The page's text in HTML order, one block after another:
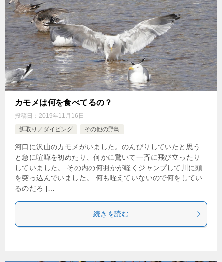
カモメは何を食べてるの？
投稿日： 2019年11月16日
餌取り／ダイビング
その他の野鳥
河口に沢山のカモメがいました。のんびりしていたと思う
と急に喧嘩を初めたり、何かに驚いて一斉に飛び立ったり
していました。 その内の何羽かが軽くジャンプして川に頭
を突っ込んでいました。 何も咥えていないので何をしてい
るのだろ […]
続きを読む